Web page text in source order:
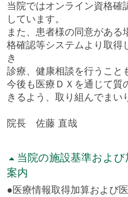
当院ではオンライン資格確
しています。
また、患者様の同意がある
格確認等システムより取得
き
診療、健康相談を行うこと
今後も医療ＤＸを通じて質
きるよう、取り組んでまい
院長 佐藤 直哉
当院の施設基準およ
案内
●医療情報取得加算および